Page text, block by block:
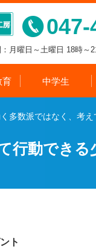
047-
月曜日～土曜日 18時～
育 中学生
多数派ではなく、考
行動でき
ト